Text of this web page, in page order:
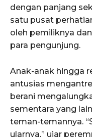
dengan panjang
satu pusat
oleh pemiliknya
para pengunjung.
Anak-anak hingga
antusias
berani
sementara yang
teman-temannya.
ularnya,” ujar